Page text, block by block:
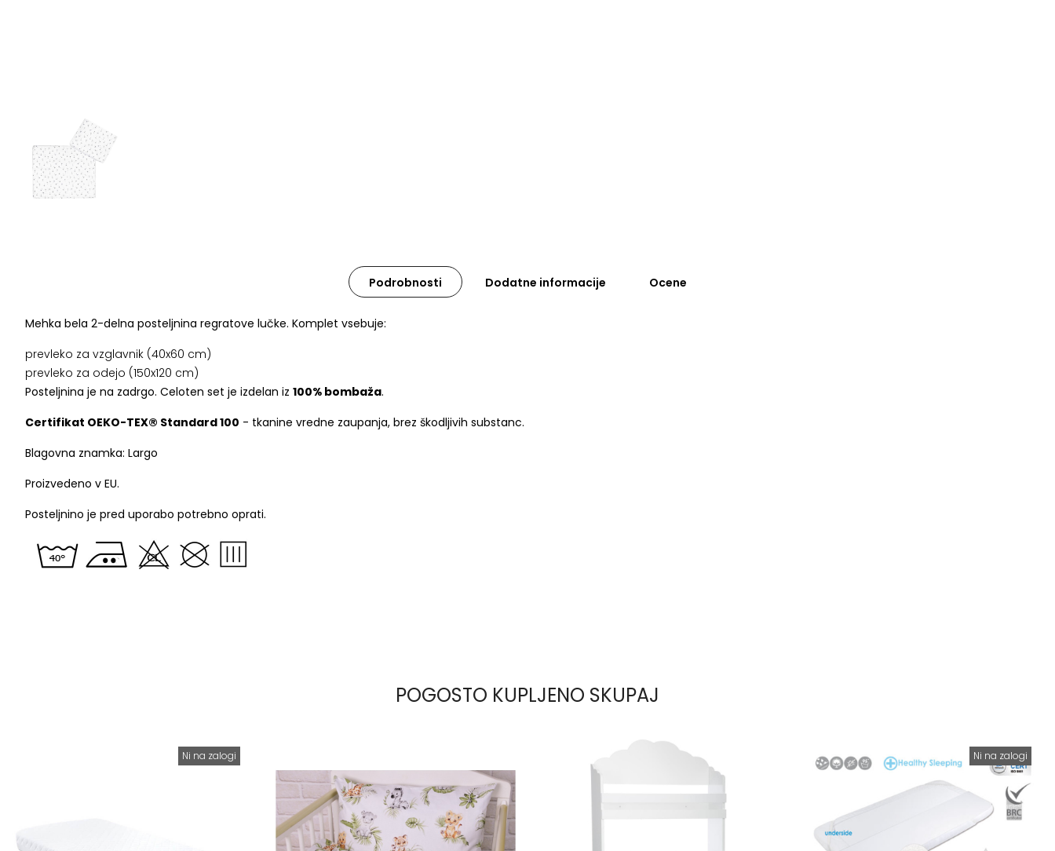
Podrobnosti
Mehka bela 2-delna posteljnina regratove lučke. Komplet vsebuje:
prevleko za vzglavnik (40x60 cm)
prevleko za odejo (150x120 cm)
Posteljnina je na zadrgo. Celoten set je izdelan iz 100% bombaža.
Certifikat OEKO-TEX® Standard 100 - tkanine vredne zaupanja, brez škodljivih substanc.
Blagovna znamka: Largo
Proizvedeno v EU.
Posteljnino je pred uporabo potrebno oprati.
Dodatne informacije Ocene
POGOSTO KUPLJENO SKUPAJ
Ni na zalogi Ni na zalogi